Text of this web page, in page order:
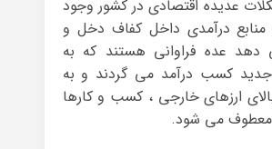
عدیده اقتصادی در کشور وجود
منابع درآمدی داخل کفاف دخل و
دهد عده فراوانی هستند که به
جدید کسب درآمد می گردند و به
ارزهای خارجی ، کسب و کارها
می شود.